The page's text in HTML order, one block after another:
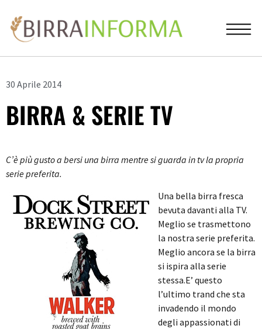
30 Aprile 2014
BIRRA & SERIE TV
C’è più gusto a bersi una birra mentre si guarda in tv la propria
serie preferita.
Una bella birra fresca
bevuta davanti alla TV.
Meglio se trasmettono
la nostra serie preferita.
Meglio ancora se la birra
si ispira alla serie
stessa.E’ questo
l’ultimo trand che sta
invadendo il mondo
degli appassionati di